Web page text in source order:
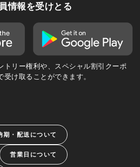
情報を受けとる
トリー権利や、スペシャル割引クーポ
け取ることができます。
期・配送について
営業日について